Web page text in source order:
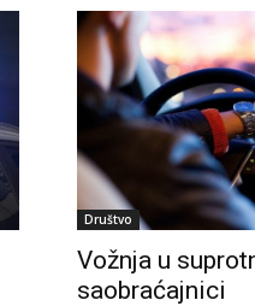
Društvo
Vožnja u
saobraćajnici